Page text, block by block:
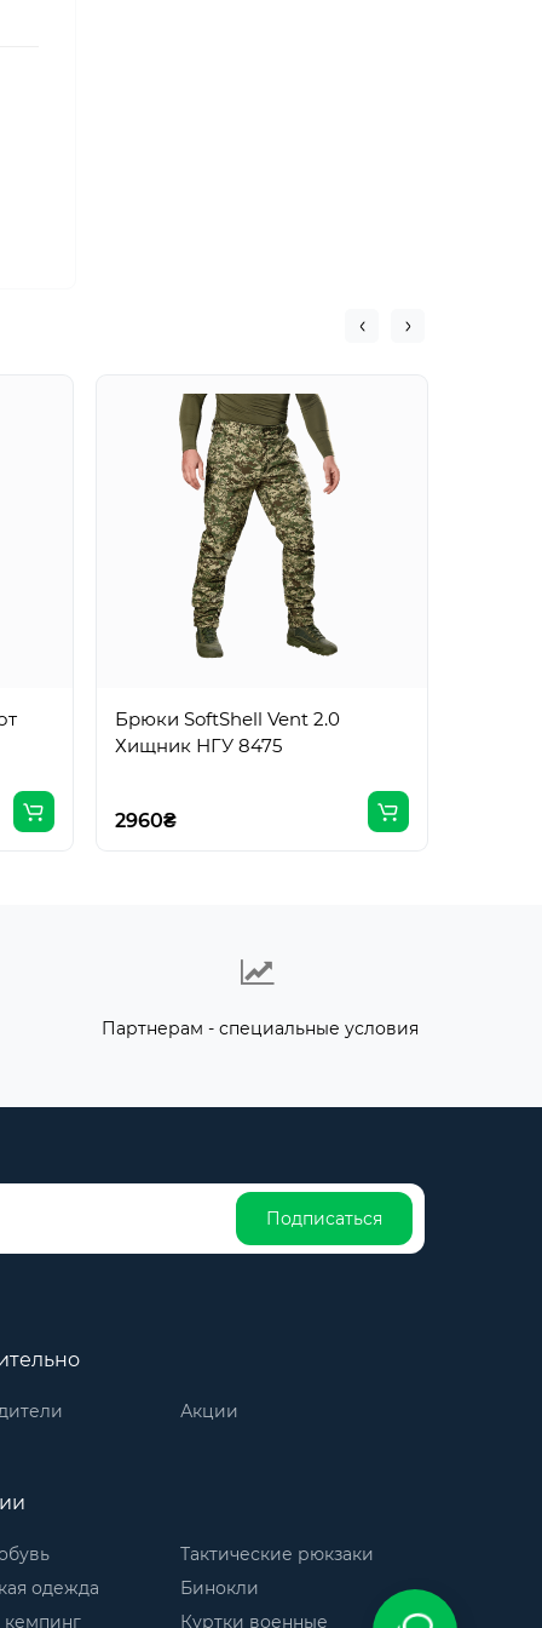
Брюки SoftShell Vent 2.0
Хищник НГУ 8475
2960₴
Партнерам - специальные условия
Подписаться
Акции
одежда
Тактические рюкзаки
Бинокли
Куртки военные